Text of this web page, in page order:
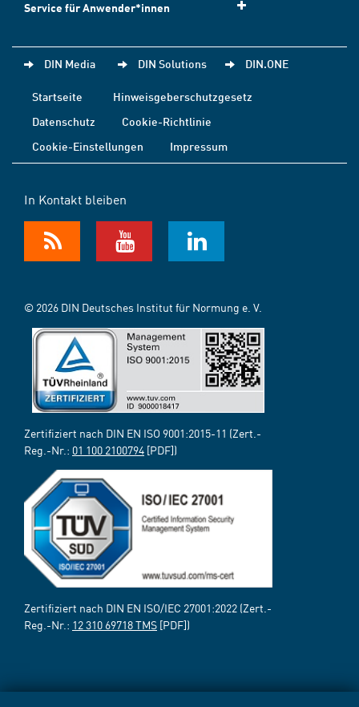
Service für Anwender*innen
DIN Media DIN Solutions DIN.ONE
Startseite
Hinweisgeberschutzgesetz
Datenschutz
Cookie-Richtlinie
Cookie-Einstellungen
Impressum
In Kontakt bleiben
© 2026 DIN Deutsches Institut für Normung e. V.
Zertifiziert nach DIN EN ISO 9001:2015-11 (Zert.-
Reg.-Nr.: 01 100 2100794 [PDF])
Zertifiziert nach DIN EN ISO/IEC 27001:2022 (Zert.-
Reg.-Nr.: 12 310 69718 TMS [PDF])